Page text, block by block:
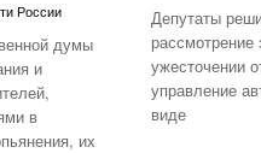
России
думы
и
в
их
Депутаты
рассмотрение
ужесточении
управление
виде